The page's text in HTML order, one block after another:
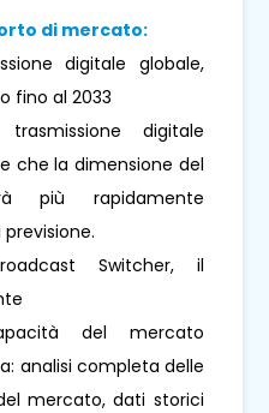
di mercato:
digitale globale,
fino al 2033
digitale
che la dimensione del
più rapidamente
Switcher, il
del mercato
analisi completa delle
mercato, dati storici